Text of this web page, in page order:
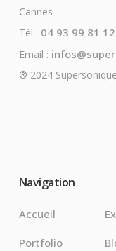
Cannes
Tél : 04 93 99 81 12
Email :
® 2024
Navigation
Accueil
Portfolio